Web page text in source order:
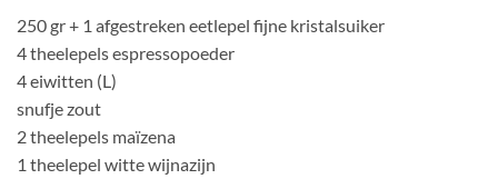
250 gr + 1 afgestreken eetlepel fijne kristalsuiker
4 theelepels espressopoeder
4 eiwitten (L)
snufje zout
2 theelepels maïzena
1 theelepel witte wijnazijn